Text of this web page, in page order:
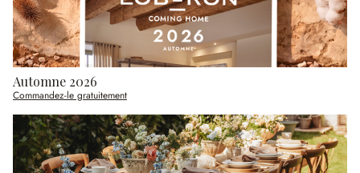
Automne 2026
Commandez-le gratuitement